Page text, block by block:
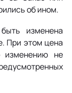
об ином.
изменена
При этом цена
изменению не